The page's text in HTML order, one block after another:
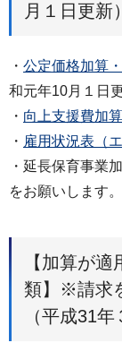
月１日更新）
・ 公定価格加算
和元年10月１日
・ 向上支援費加
・ 雇用状況表（
・延長保育事業
をお願いします。
【加算が
類】※請求
（平成31年